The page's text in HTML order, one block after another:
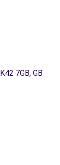
7GB, GB